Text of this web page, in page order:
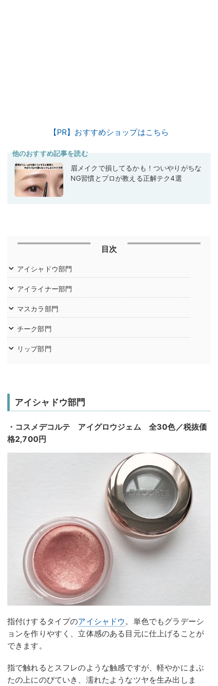
【PR】おすすめショップはこちら
他のおすすめ記事を読む
眉メイクで損してるかも！ついやりがちな
NG習慣とプロが教える正解テク4選
目次
アイシャドウ部門
アイライナー部門
マスカラ部門
チーク部門
リップ部門
アイシャドウ部門
・コスメデコルテ アイグロウジェム 全30色／税抜価
格2,700円
指付けするタイプのアイシャドウ 。単色でもグラデーシ
ョンを作りやすく、立体感のある目元に仕上げることが
できます。
指で触れるとスフレのような触感ですが、軽やかにまぶ
たの上にのびていき、濡れたようなツヤを生み出しま